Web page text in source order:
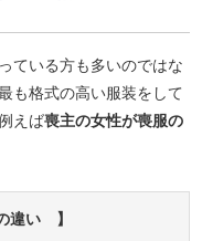
ている方も多いのではな
も格式の高い服装をして
えば喪主の女性が喪服の
違い 】